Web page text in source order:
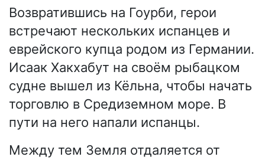
Возвратившись на Гоурби, герои
встречают нескольких испанцев и
еврейского купца родом из Германии.
Исаак Хакхабут на своём рыбацком
судне вышел из Кёльна, чтобы начать
торговлю в Средиземном море. В
пути на него напали испанцы.
Между тем Земля отдаляется от